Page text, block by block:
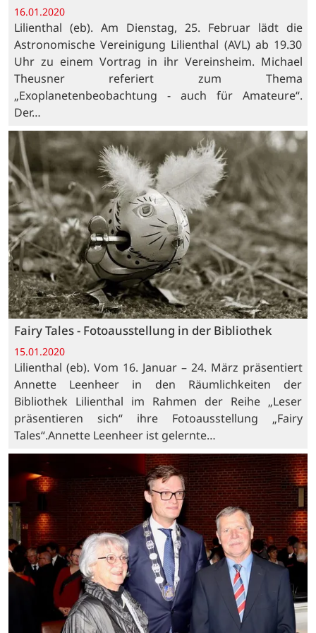
16.01.2020
Lilienthal (eb). Am Dienstag, 25. Februar lädt die
Astronomische Vereinigung Lilienthal (AVL) ab 19.30
Uhr zu einem Vortrag in ihr Vereinsheim. Michael
Theusner referiert zum Thema
„Exoplanetenbeobachtung - auch für Amateure“.
Der…
Fairy Tales - Fotoausstellung in der Bibliothek
15.01.2020
Lilienthal (eb). Vom 16. Januar – 24. März präsentiert
Annette Leenheer in den Räumlichkeiten der
Bibliothek Lilienthal im Rahmen der Reihe „Leser
präsentieren sich“ ihre Fotoausstellung „Fairy
Tales“.Annette Leenheer ist gelernte…